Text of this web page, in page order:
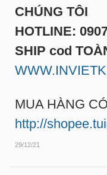
CHÚNG TÔI
HOTLINE:
SHIP cod
MUA HÀNG
http://
29/12/21